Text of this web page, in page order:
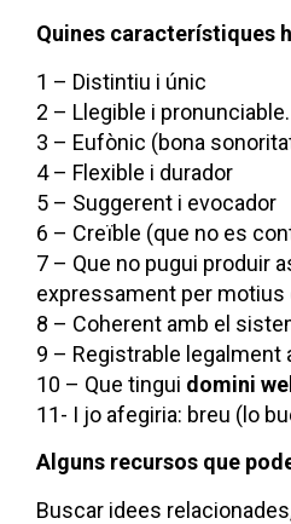
Quines característiques
1 – Distintiu i únic
2 – Llegible i pronunciable.
3 – Eufònic (bona
4 – Flexible i durador
5 – Suggerent i evocador
6 – Creïble (que no es
7 – Que no pugui produir
expressament per motius
8 – Coherent amb el
9 – Registrable legalment
10 – Que tingui domini
11- I jo afegiria: breu (lo
Alguns recursos que
Buscar idees